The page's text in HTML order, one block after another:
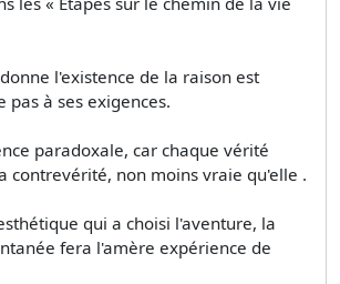
l'existence de la raison est
pas à ses exigences.
paradoxale, car chaque vérité
contrevérité, non moins vraie qu'elle .
qui a choisi l'aventure, la
fera l'amère expérience de